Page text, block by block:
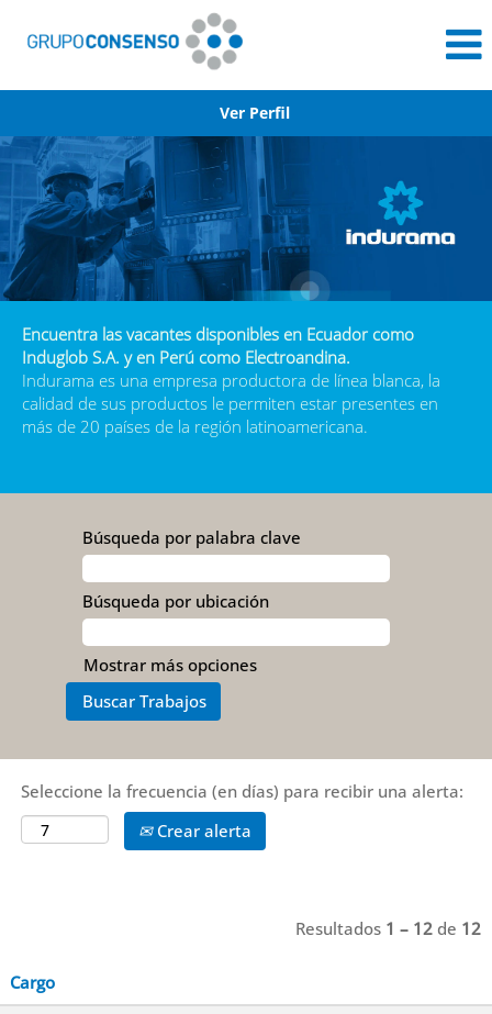
Ver Perfil
Indurama
Encuentra las vacantes disponibles en Ecuador como
Induglob S.A. y en Perú como Electroandina.
Indurama es una empresa productora de línea blanca, la
calidad de sus productos le permiten estar presentes en
más de 20 países de la región latinoamericana.
Búsqueda por palabra clave
Búsqueda por ubicación
Mostrar más opciones
Seleccione la frecuencia (en días) para recibir una alerta:
Crear alerta
Resultados 1 – 12 de 12
Cargo